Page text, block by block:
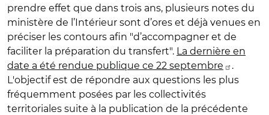
prendre effet que dans trois ans, plusieurs notes du
ministère de l’Intérieur sont d’ores et déjà venues en
préciser les contours afin "d’accompagner et de
faciliter la préparation du transfert". La dernière en
date a été rendue publique ce 22 septembre
.
L'objectif est de répondre aux questions les plus
fréquemment posées par les collectivités
territoriales suite à la publication de la précédente